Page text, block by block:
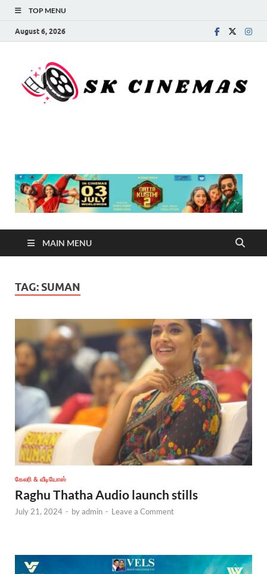
TOP MENU
August 6, 2026
MAIN MENU
TAG: SUMAN
கேலரி & வீடியோஸ்
Raghu Thatha Audio launch stills
July 21, 2024 - byadmin - Leave a Comment